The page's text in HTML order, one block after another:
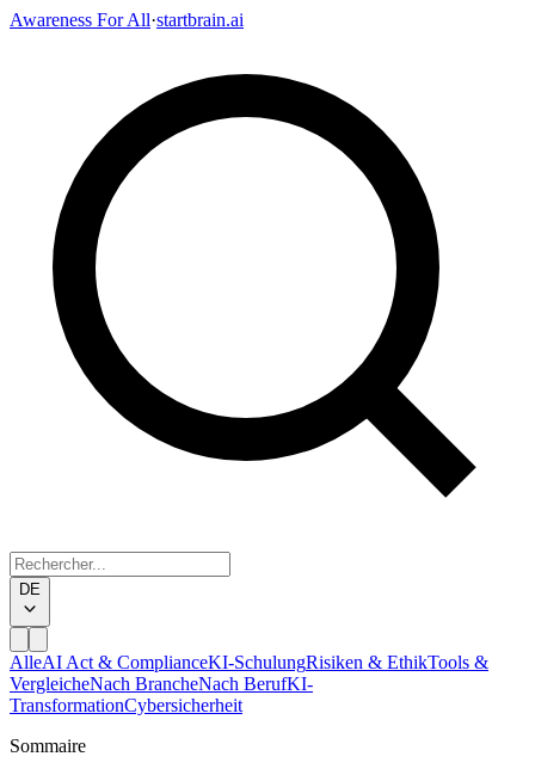
Awareness For All·startbrain.ai
DE
AlleAI Act & ComplianceKI-SchulungRisiken & EthikTools &
VergleicheNach BrancheNach BerufKI-
TransformationCybersicherheit
Sommaire